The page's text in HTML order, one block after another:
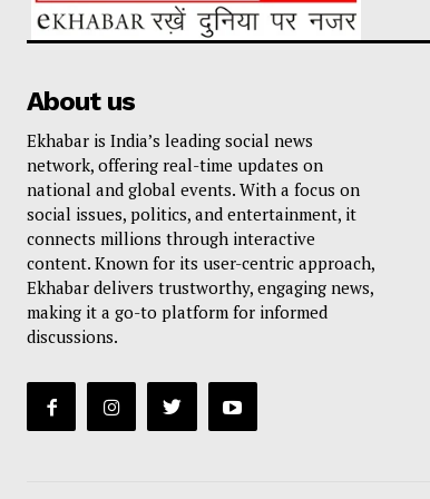
About us
Ekhabar is India’s leading social news
network, offering real-time updates on
national and global events. With a focus on
social issues, politics, and entertainment, it
connects millions through interactive
content. Known for its user-centric approach,
Ekhabar delivers trustworthy, engaging news,
making it a go-to platform for informed
discussions.